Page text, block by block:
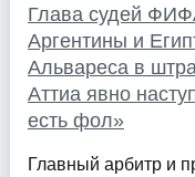
Глава судей
Аргентины и
Альвареса в
Аттиа явно
есть фол»
Главный арбитр и